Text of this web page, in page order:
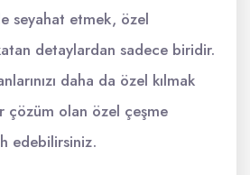
seyahat etmek, özel
detaylardan sadece biridir.
daha da özel kılmak
çözüm olan özel çeşme
edebilirsiniz.